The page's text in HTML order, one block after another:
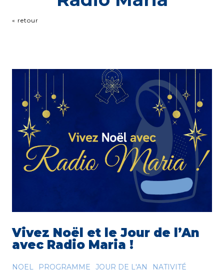
« retour
Vivez Noël et le Jour de l’An
avec Radio Maria !
NOEL PROGRAMME JOUR DE L'AN NATIVITÉ